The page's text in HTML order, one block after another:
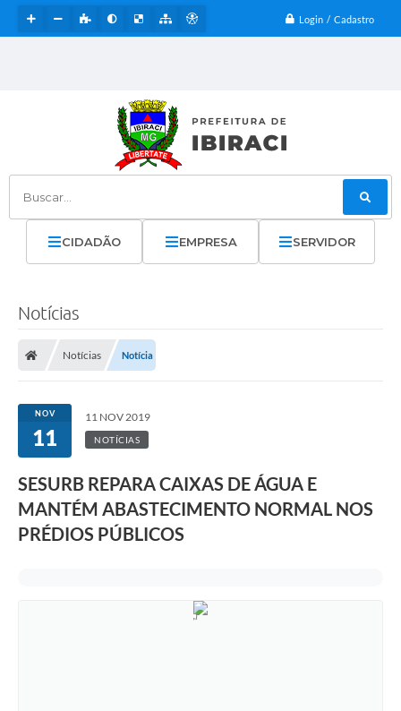
Login / Cadastro
Buscar...
CIDADÃO EMPRESA SERVIDOR
Notícias
Notícias Notícia
NOV
11
11 NOV 2019
NOTÍCIAS
SESURB REPARA CAIXAS DE ÁGUA E
MANTÉM ABASTECIMENTO NORMAL NOS
PRÉDIOS PÚBLICOS